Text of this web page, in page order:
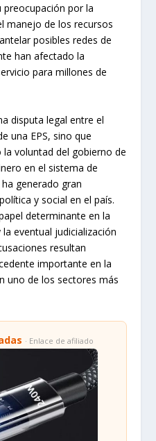
por la
manejo de los recursos
posibles redes de
han afectado la
para millones de
disputa legal entre el
una EPS, sino que
voluntad del gobierno de
en el sistema de
generado gran
y social en el país.
determinante en la
eventual judicialización
resultan
importante en la
uno de los sectores más
· Enlace de afiliado